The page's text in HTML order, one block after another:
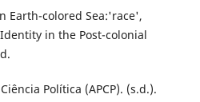
Earth-colored Sea:'race',
in the Post-colonial
Política (APCP). (s.d.).